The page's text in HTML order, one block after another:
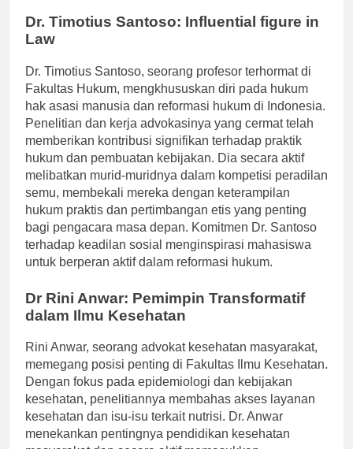
Dr. Timotius Santoso: Influential figure in
Law
Dr. Timotius Santoso, seorang profesor terhormat di
Fakultas Hukum, mengkhususkan diri pada hukum
hak asasi manusia dan reformasi hukum di Indonesia.
Penelitian dan kerja advokasinya yang cermat telah
memberikan kontribusi signifikan terhadap praktik
hukum dan pembuatan kebijakan. Dia secara aktif
melibatkan murid-muridnya dalam kompetisi peradilan
semu, membekali mereka dengan keterampilan
hukum praktis dan pertimbangan etis yang penting
bagi pengacara masa depan. Komitmen Dr. Santoso
terhadap keadilan sosial menginspirasi mahasiswa
untuk berperan aktif dalam reformasi hukum.
Dr Rini Anwar: Pemimpin Transformatif
dalam Ilmu Kesehatan
Rini Anwar, seorang advokat kesehatan masyarakat,
memegang posisi penting di Fakultas Ilmu Kesehatan.
Dengan fokus pada epidemiologi dan kebijakan
kesehatan, penelitiannya membahas akses layanan
kesehatan dan isu-isu terkait nutrisi. Dr. Anwar
menekankan pentingnya pendidikan kesehatan